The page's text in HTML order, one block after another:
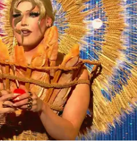
de 2024, 17:03